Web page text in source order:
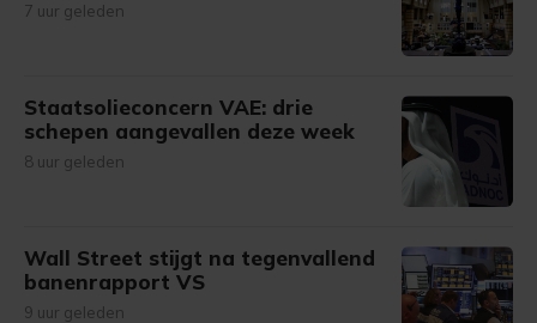
7 uur geleden
Staatsolieconcern VAE: drie
schepen aangevallen deze week
8 uur geleden
Wall Street stijgt na tegenvallend
banenrapport VS
9 uur geleden